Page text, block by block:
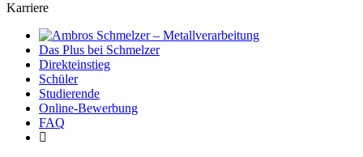
Karriere
Das Plus bei Schmelzer
Direkteinstieg
Schüler
Studierende
Online-Bewerbung
FAQ